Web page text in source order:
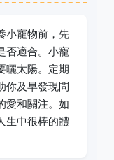
小寵物前，先
否適合。小寵
曬太陽。定期
你及早發現問
愛和關注。如
生中很棒的體